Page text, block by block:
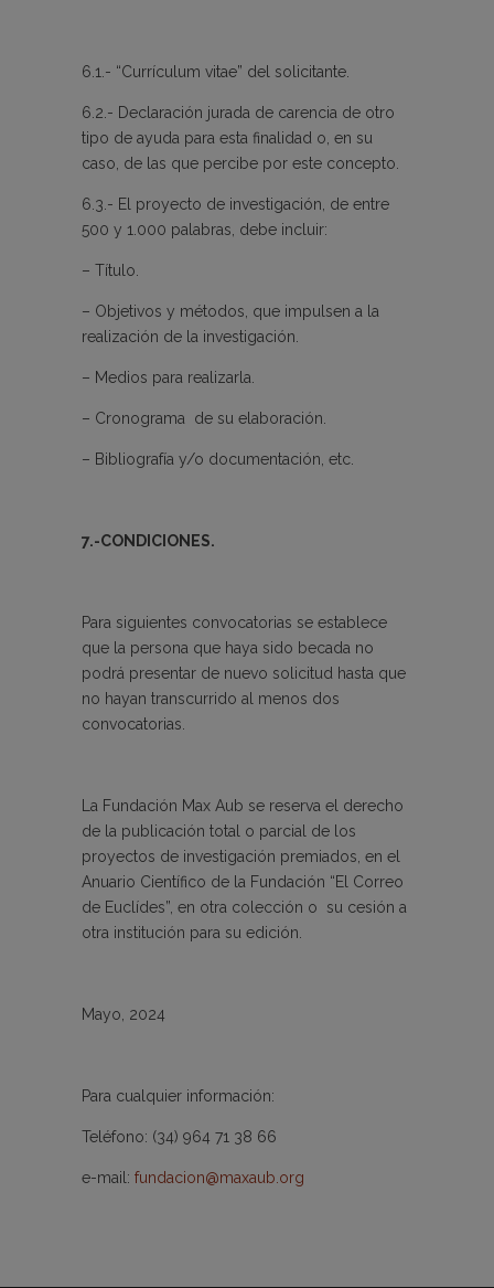
6.1.- “Currículum vitae” del solicitante.
6.2.- Declaración jurada de carencia de otro
tipo de ayuda para esta finalidad o, en su
caso, de las que percibe por este concepto.
6.3.- El proyecto de investigación, de entre
500 y 1.000 palabras, debe incluir:
– Título.
– Objetivos y métodos, que impulsen a la
realización de la investigación.
– Medios para realizarla.
– Cronograma de su elaboración.
– Bibliografía y/o documentación, etc.
7.-CONDICIONES.
Para siguientes convocatorias se establece
que la persona que haya sido becada no
podrá presentar de nuevo solicitud hasta que
no hayan transcurrido al menos dos
convocatorias.
La Fundación Max Aub se reserva el derecho
de la publicación total o parcial de los
proyectos de investigación premiados, en el
Anuario Científico de la Fundación “El Correo
de Euclídes”, en otra colección o su cesión a
otra institución para su edición.
Mayo, 2024
Para cualquier información:
Teléfono: (34) 964 71 38 66
e-mail: fundacion@maxaub.org